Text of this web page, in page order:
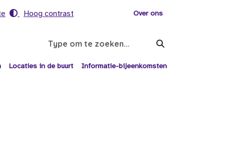
Hoog contrast Over ons
Search
Locaties in de buurt Informatie-bijeenkomsten